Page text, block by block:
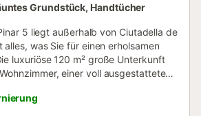
Grundstück, Handtücher
5 liegt außerhalb von Ciutadella de
was Sie für einen erholsamen
luxuriöse 120 m² große Unterkunft
einer voll ausgestatteten
für 5 Personen. Zur Ausstattung